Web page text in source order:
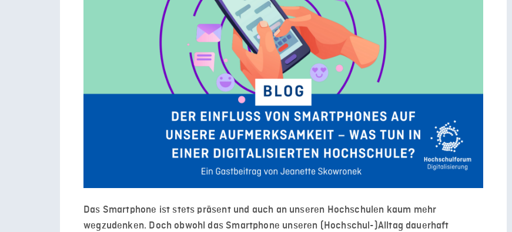
Das Smartphone ist stets präsent und auch an unseren Hochschulen kaum mehr
wegzudenken. Doch obwohl das Smartphone unseren (Hochschul-)Alltag dauerhaft